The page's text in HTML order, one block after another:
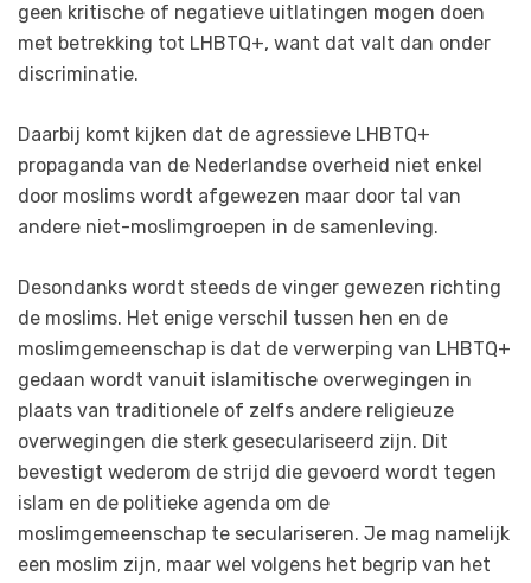
geen kritische of negatieve uitlatingen mogen doen
met betrekking tot LHBTQ+, want dat valt dan onder
discriminatie.
Daarbij komt kijken dat de agressieve LHBTQ+
propaganda van de Nederlandse overheid niet enkel
door moslims wordt afgewezen maar door tal van
andere niet-moslimgroepen in de samenleving.
Desondanks wordt steeds de vinger gewezen richting
de moslims. Het enige verschil tussen hen en de
moslimgemeenschap is dat de verwerping van LHBTQ+
gedaan wordt vanuit islamitische overwegingen in
plaats van traditionele of zelfs andere religieuze
overwegingen die sterk geseculariseerd zijn. Dit
bevestigt wederom de strijd die gevoerd wordt tegen
islam en de politieke agenda om de
moslimgemeenschap te seculariseren. Je mag namelijk
een moslim zijn, maar wel volgens het begrip van het